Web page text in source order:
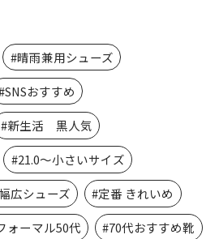
#晴雨兼用シューズ
おすすめ
#新生活 黒人気
#21.0～小さいサイズ
広シューズ #定番 きれいめ
ォーマル50代 #70代おすすめ靴